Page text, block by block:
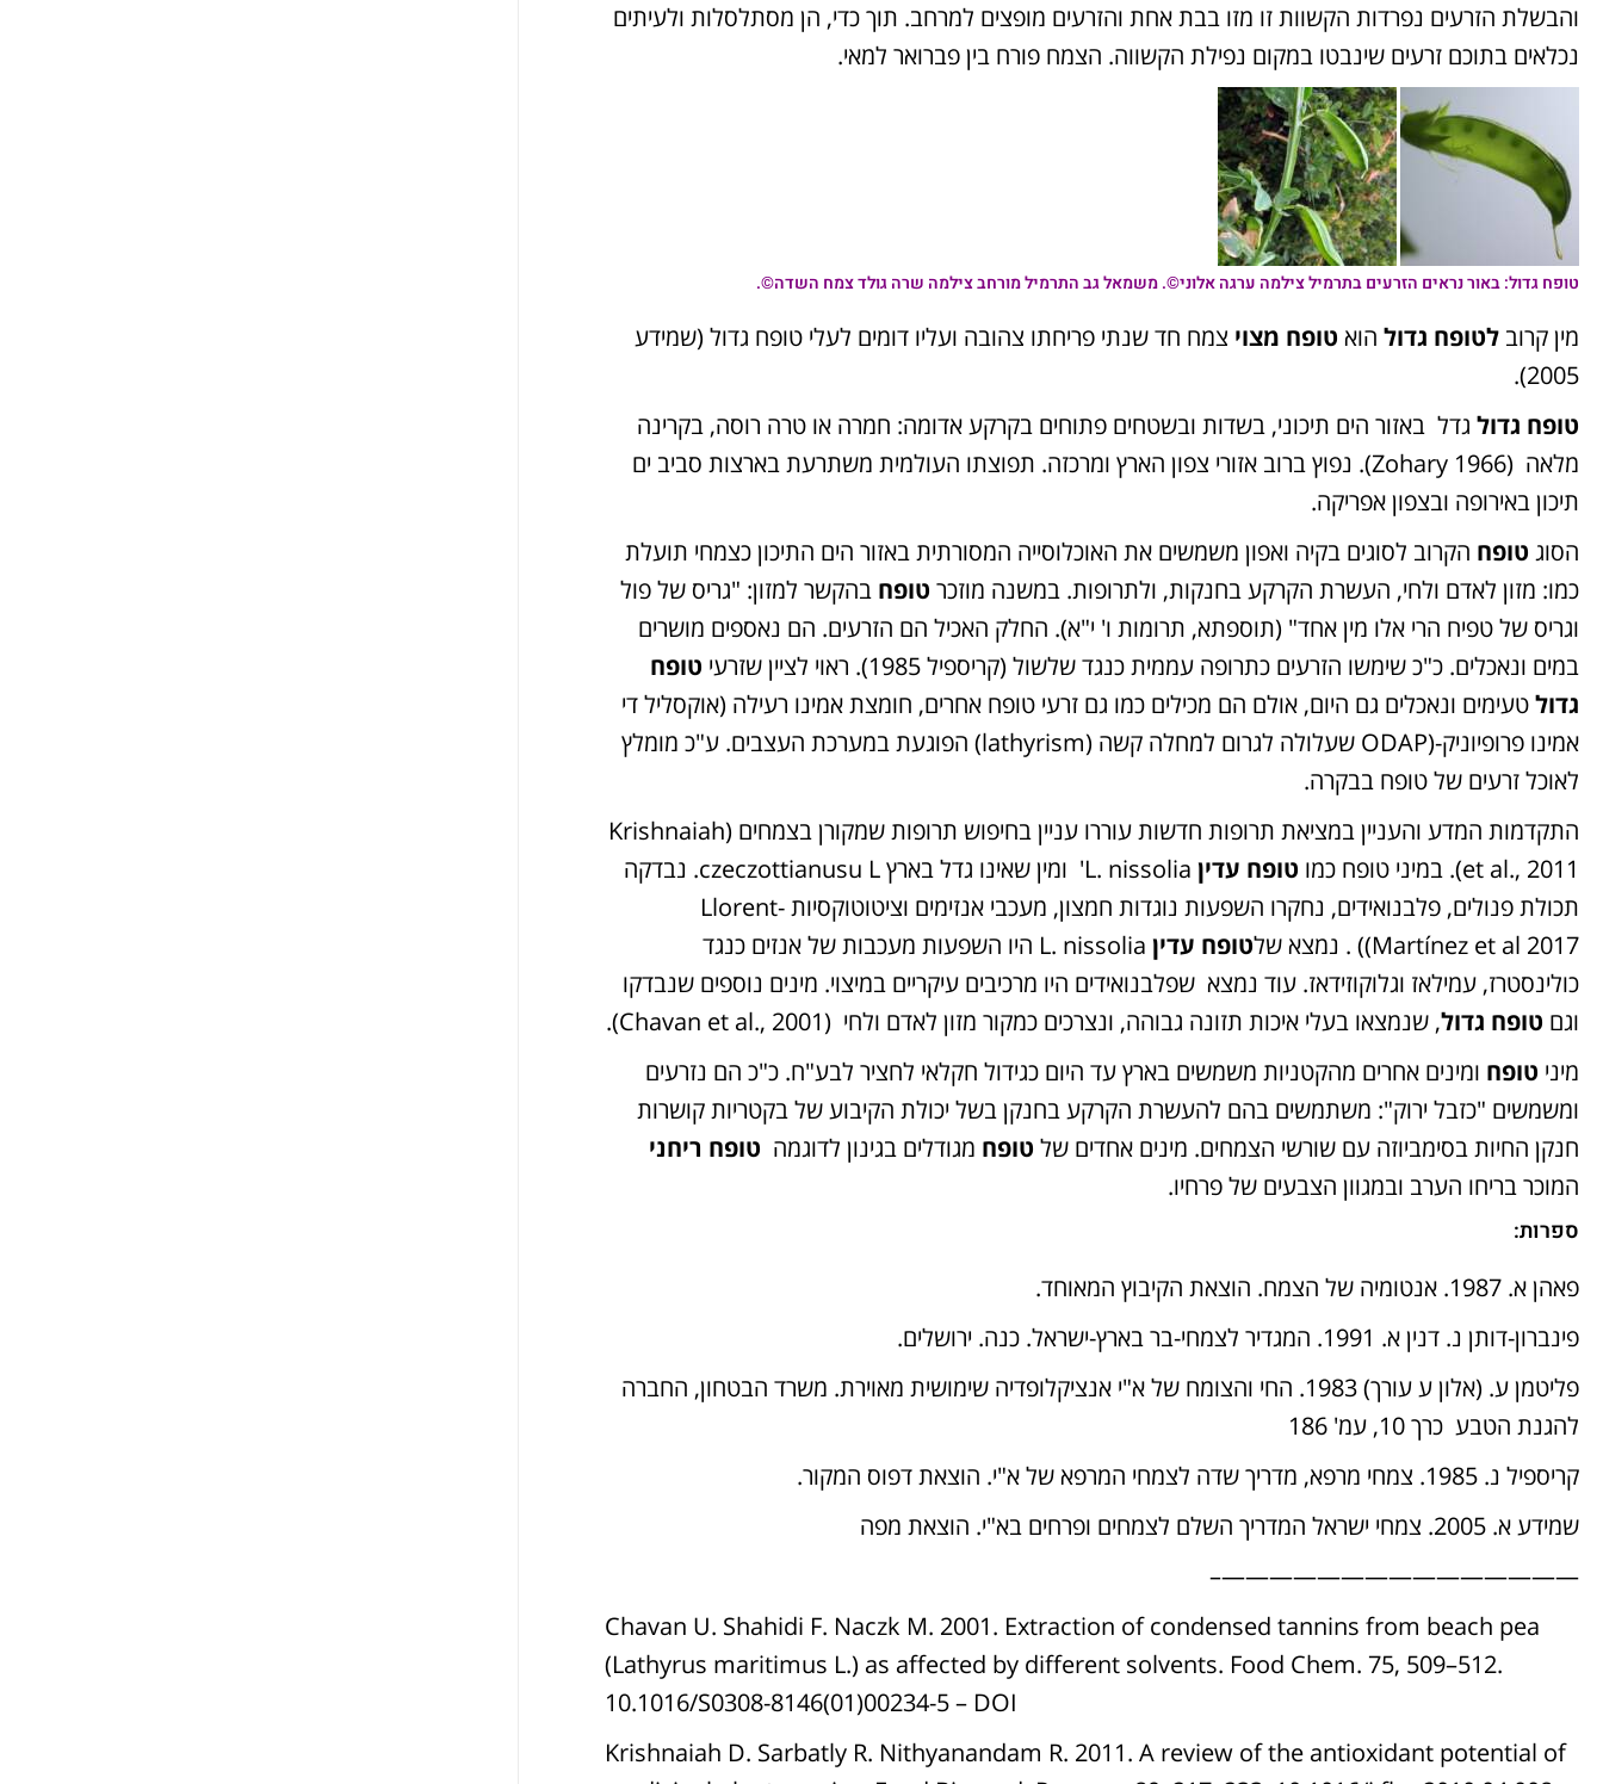
והבשלת הזרעים נפרדות הקשוות זו מזו בבת אחת והזרעים מופצים למרחב. תוך כדי, הן מסתלסלות ולעיתים
נכלאים בתוכם זרעים שינבטו במקום נפילת הקשווה. הצמח פורח בין פברואר למאי.
טופח גדול: באור נראים הזרעים בתרמיל צילמה ערגה אלוני©. משמאל גב התרמיל מורחב צילמה שרה גולד צמח השדה©.
מין קרוב לטופח גדול הוא טופח מצוי צמח חד שנתי פריחתו צהובה ועליו דומים לעלי טופח גדול (שמידע
2005).
טופח גדול גדל באזור הים תיכוני, בשדות ובשטחים פתוחים בקרקע אדומה: חמרה או טרה רוסה, בקרינה
מלאה (Zohary 1966). נפוץ ברוב אזורי צפון הארץ ומרכזה. תפוצתו העולמית משתרעת בארצות סביב ים
תיכון באירופה ובצפון אפריקה.
הסוג טופח הקרוב לסוגים בקיה ואפון משמשים את האוכלוסייה המסורתית באזור הים התיכון כצמחי תועלת
כמו: מזון לאדם ולחי, העשרת הקרקע בחנקות, ולתרופות. במשנה מוזכר טופח בהקשר למזון: "גריס של פול
וגריס של טפיח הרי אלו מין אחד" (תוספתא, תרומות ו' י"א). החלק האכיל הם הזרעים. הם נאספים מושרים
במים ונאכלים. כ"כ שימשו הזרעים כתרופה עממית כנגד שלשול (קריספיל 1985). ראוי לציין שזרעי
טופח
גדולטעימים ונאכלים גם היום, אולם הם מכילים כמו גם זרעי טופח אחרים, חומצת אמינו רעילה (אוקסליל די
אמינו פרופיוניק-(ODAP שעלולה לגרום למחלה קשה (lathyrism) הפוגעת במערכת העצבים. ע"כ מומלץ
לאוכל זרעים של טופח בבקרה.
התקדמות המדע והעניין במציאת תרופות חדשות עוררו עניין בחיפוש תרופות שמקורן בצמחים (Krishnaiah
et al., 2011). במיני טופח כמו
טופח עדין
L. nissolia' ומין שאינו גדל בארץ czeczottianusu L. נבדקה
תכולת פנולים, פלבנואידים, נחקרו השפעות נוגדות חמצון, מעכבי אנזימים וציטוטוקסיות Llorent-
Martínez et al 2017)) . נמצא של
טופח עדין
L. nissolia היו השפעות מעכבות של אנזים כנגד
כולינסטרז, עמילאז וגלוקוזידאז. עוד נמצא שפלבנואידים היו מרכיבים עיקריים במיצוי. מינים נוספים שנבדקו
וגם טופח גדול, שנמצאו בעלי איכות תזונה גבוהה, ונצרכים כמקור מזון לאדם ולחי (Chavan et al., 2001).
מיני טופח ומינים אחרים מהקטניות משמשים בארץ עד היום כגידול חקלאי לחציר לבע"ח. כ"כ הם נזרעים
ומשמשים "כזבל ירוק": משתמשים בהם להעשרת הקרקע בחנקן בשל יכולת הקיבוע של בקטריות קושרות
חנקן החיות בסימביוזה עם שורשי הצמחים. מינים אחדים של טופח מגודלים בגינון לדוגמה טופח ריחני
המוכר בריחו הערב ובמגוון הצבעים של פרחיו.
ספרות:
פאהן א. 1987. אנטומיה של הצמח. הוצאת הקיבוץ המאוחד.
פינברון-דותן נ. דנין א. 1991. המגדיר לצמחי-בר בארץ-ישראל. כנה. ירושלים.
פליטמן ע. (אלון ע עורך) 1983. החי והצומח של א"י אנציקלופדיה שימושית מאוירת. משרד הבטחון, החברה
להגנת הטבע כרך 10, עמ' 186
קריספיל נ. 1985. צמחי מרפא, מדריך שדה לצמחי המרפא של א"י. הוצאת דפוס המקור.
שמידע א. 2005. צמחי ישראל המדריך השלם לצמחים ופרחים בא"י. הוצאת מפה
———————————————–
Chavan U. Shahidi F. Naczk M. 2001. Extraction of condensed tannins from beach pea
(Lathyrus maritimus L.) as affected by different solvents. Food Chem. 75, 509–512.
10.1016/S0308-8146(01)00234-5 – DOI
Krishnaiah D. Sarbatly R. Nithyanandam R. 2011. A review of the antioxidant potential of